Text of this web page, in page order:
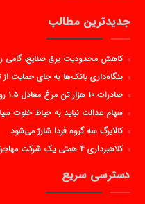
جدیدترین مطالب
کاهش محدودیت برق صنایع، گامی
بنگاه‌داری بانک‌ها به جای حمایت از
صادرات ۱۰ هزار تن مرغ معادل ۱.۵ روز تولید کشور است
سهام عدالت نباید به حیاط خلوت
کالابرگ سه گروه فردا شارژ می‌شود
کلاهبرداری ۴ همتی یک شرکت مهاجرتی؛ ۳۰۰ شاکی تاکنون
دسترسی سریع